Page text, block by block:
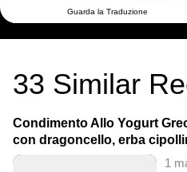
Guarda la Traduzione
33 Similar
Condimento Allo Yogurt
con dragoncello, erba
1